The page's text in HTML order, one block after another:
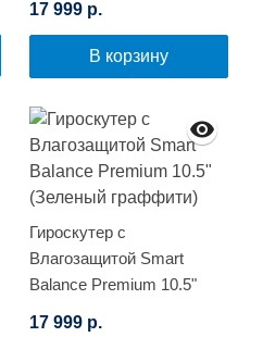
17 999 р.
В корзину
Гироскутер с
Влагозащитой Smart
Balance Premium 10.5"
17 999 р.